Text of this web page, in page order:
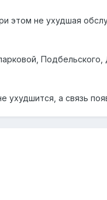
этом не ухудшая
Подбельского,
ухудшится, а связь